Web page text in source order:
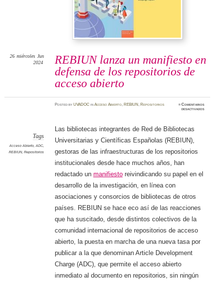
REBIUN lanza un manifiesto en
defensa de los repositorios de
acceso abierto
26 miércoles Jun
2024
PostedbyUVADOC inAcceso Abierto, REBIUN, Repositorios ≈Comentarios
desactivadosen
Tags
Acceso Abierto, ADC,
REBIUN, Repositorios
Las bibliotecas integrantes de Red de Bibliotecas
Universitarias y Científicas Españolas (REBIUN),
gestoras de las infraestructuras de los repositorios
institucionales desde hace muchos años, han
redactado un manifiestoreivindicando su papel en el
desarrollo de la investigación, en línea con
asociaciones y consorcios de bibliotecas de otros
países. REBIUN se hace eco así de las reacciones
que ha suscitado, desde distintos colectivos de la
comunidad internacional de repositorios de acceso
abierto, la puesta en marcha de una nueva tasa por
publicar a la que denominan Article Development
Charge (ADC), que permite el acceso abierto
inmediato al documento en repositorios, sin ningún